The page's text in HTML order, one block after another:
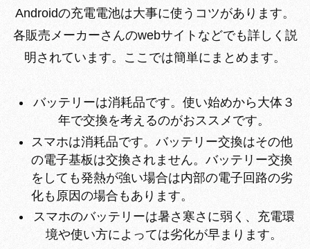
Androidの充電電池は大事に使うコツがあります。
各販売メーカーさんのwebサイトなどでも詳しく説
明されています。ここでは簡単にまとめます。
バッテリーは消耗品です。使い始めから大体３
年で交換を考えるのがおススメです。
スマホは消耗品です。バッテリー交換はその他
の電子基板は交換されません。バッテリー交換
をしても発熱が強い場合は内部の電子回路の劣
化も原因の場合もあります。
スマホのバッテリーは暑さ寒さに弱く、充電環
境や使い方によっては劣化が早まります。